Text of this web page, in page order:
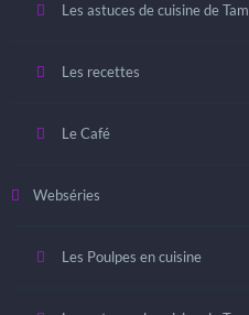
Les astuces de cuisine de Tam
Les recettes
Le Café
Webséries
Les Poulpes en cuisine